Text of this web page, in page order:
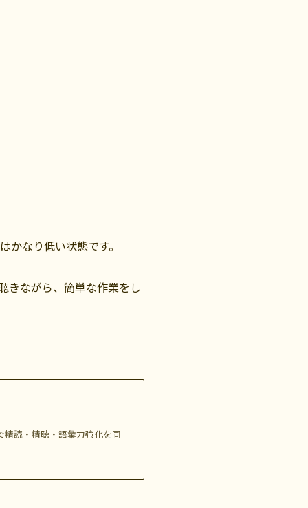
なり低い状態です。
きながら、簡単な作業をし
精読・精聴・語彙力強化を同